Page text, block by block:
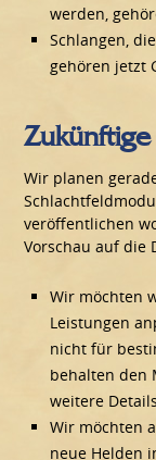
werden,
Schlangen,
gehören jetzt
Wir planen
veröffentlichen
Vorschau auf die
Wir möchten
Leistungen
nicht für
behalten den
weitere
Wir möchten
neue Helden